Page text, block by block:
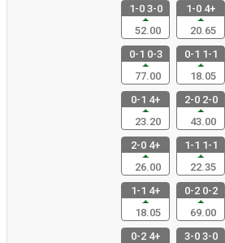
1-0 3-0
52.00
1-0 4+
20.65
0-1 0-3
77.00
0-1 1-1
18.05
0-1 4+
23.20
2-0 2-0
43.00
2-0 4+
26.00
1-1 1-1
22.35
1-1 4+
18.05
0-2 0-2
69.00
0-2 4+
3-0 3-0